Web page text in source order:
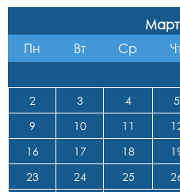
Март
Пн
Вт Ср
2
3 4 5
9
10 11
16
17 18
23
24 25